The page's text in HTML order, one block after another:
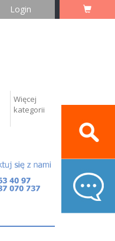
Login
Więcej
kategorii